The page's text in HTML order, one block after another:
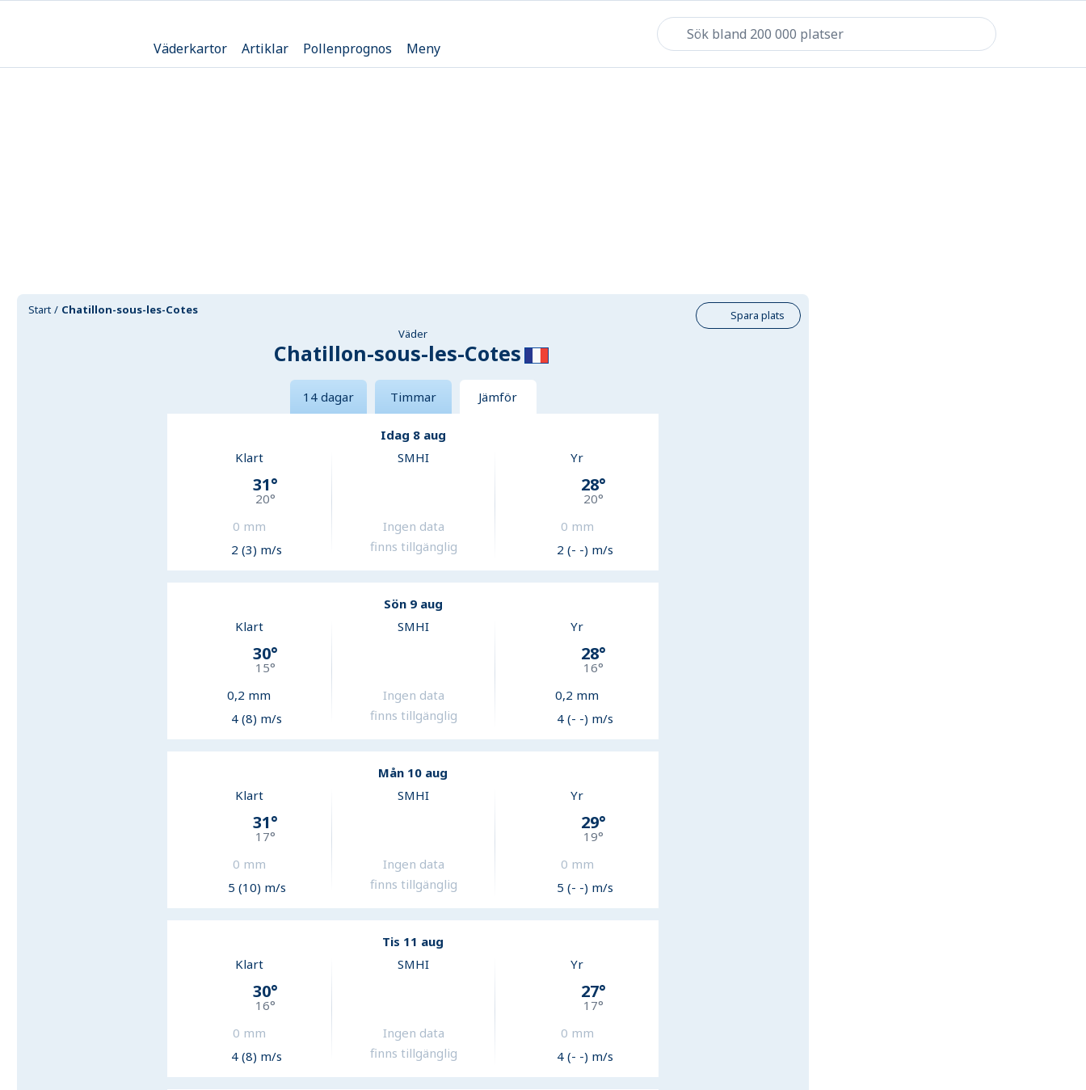
Väderkartor Artiklar Pollenprognos Meny
Start Chatillon-sous-les-Cotes
Spara plats
Väder
Chatillon-sous-les-Cotes
14 dagar Timmar Jämför
Idag 8 aug
Klart
31°
20°
0 mm
2 (3) m/s
SMHI
Ingen data
finns tillgänglig
Yr
28°
20°
0 mm
2 (- -) m/s
Sön 9 aug
Klart
30°
15°
0,2 mm
4 (8) m/s
SMHI
Ingen data
finns tillgänglig
Yr
28°
16°
0,2 mm
4 (- -) m/s
Mån 10 aug
Klart
31°
17°
0 mm
5 (10) m/s
SMHI
Ingen data
finns tillgänglig
Yr
29°
19°
0 mm
5 (- -) m/s
Tis 11 aug
Klart
30°
16°
0 mm
4 (8) m/s
SMHI
Ingen data
finns tillgänglig
Yr
27°
17°
0 mm
4 (- -) m/s